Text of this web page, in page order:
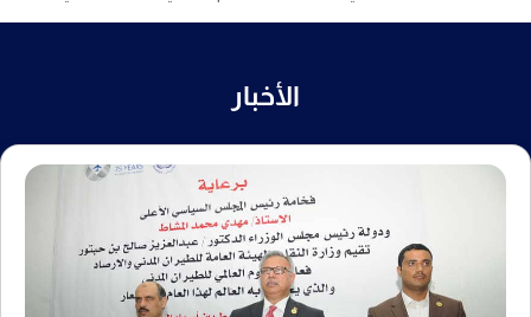
الأخبار